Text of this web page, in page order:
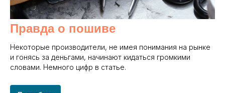
Правда о пошиве
Некоторые производители, не имея понимания на рынке
и гонясь за деньгами, начинают кидаться громкими
словами. Немного цифр в статье.